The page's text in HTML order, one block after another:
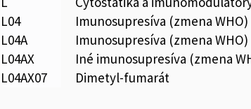
L04
Imunosupresíva (zmena WHO)
L04A
Imunosupresíva (zmena WHO)
L04AX
Iné imunosupresíva (zmena
L04AX07
Dimetyl-fumarát